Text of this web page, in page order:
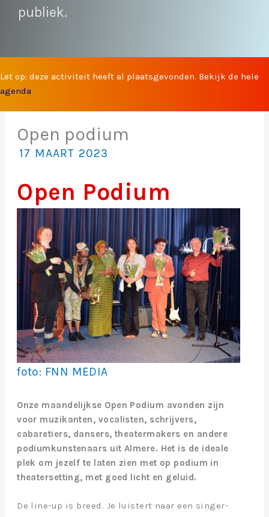
publiek.
Let op: deze activiteit heeft al plaatsgevonden. Bekijk de hele
agenda
Open podium
17 MAART 2023
Open Podium
foto: FNN MEDIA
Onze maandelijkse Open Podium avonden zijn
voor muzikanten, vocalisten, schrijvers,
cabaretiers, dansers, theatermakers en andere
podiumkunstenaars uit Almere. Het is de ideale
plek om jezelf te laten zien met op podium in
theatersetting, met goed licht en geluid.
De line-up is breed. Je luistert naar een singer-